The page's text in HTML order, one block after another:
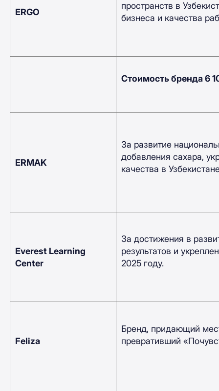
ERGO
пространств в
бизнеса и качества
Стоимость бренда 6
ERMAK
За развитие
добавления сахара,
качества в
Everest Learning
Center
За достижения в
результатов и
2025 году.
Feliza
Бренд, придающий
превративший